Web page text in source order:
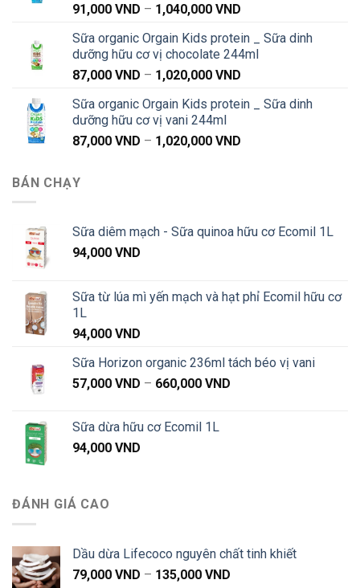
91,000 VND – 1,040,000 VND
từ
91,000 VND
Sữa organic Orgain Kids protein _ Sữa dinh
dưỡng hữu cơ vị chocolate 244ml
87,000 VND – 1,020,000 VND
từ
Sữa organic Orgain Kids protein _ Sữa dinh
dưỡng hữu cơ vị vani 244ml
87,000 VND – 1,020,000 VND
1,020,000 VND
BÁN CHẠY
Sữa diêm mạch - Sữa quinoa hữu cơ Ecomil 1L
94,000 VND
Sữa từ lúa mì yến mạch và hạt phỉ Ecomil hữu cơ
1L
94,000 VND
Sữa Horizon organic 236ml tách béo vị vani
57,000 VND – 660,000 VND
Sữa dừa hữu cơ Ecomil 1L
94,000 VND
ĐÁNH GIÁ CAO
Dầu dừa Lifecoco nguyên chất tinh khiết
79,000 VND – 135,000 VND